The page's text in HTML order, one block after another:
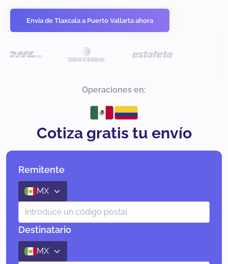
Envía de Tlaxcala a Puerto Vallarta ahora
Operaciones en:
Cotiza gratis tu envío
Remitente
MX
Destinatario
MX